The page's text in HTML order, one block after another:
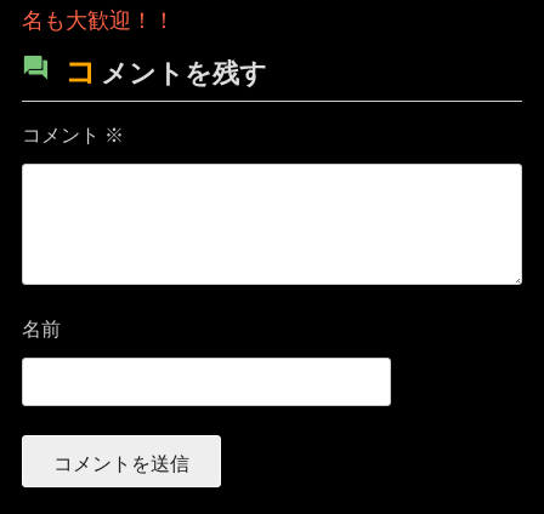
名も大歓迎！！
コ メントを残す
コメント ※
名前